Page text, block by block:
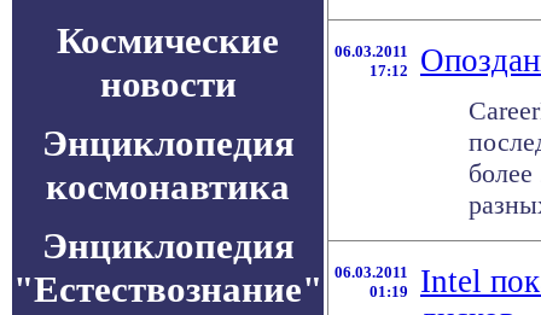
Космические
новости
Энциклопедия
космонавтика
Энциклопедия
"Естествознание"
06.03.2011
17:12
06.03.2011
01:19
Intel